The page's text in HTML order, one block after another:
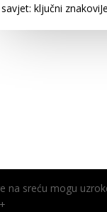
savjet: ključni
na sreću mogu